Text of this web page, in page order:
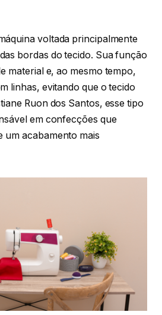
voltada principalmente
bordas do tecido. Sua função
material e, ao mesmo tempo,
linhas, evitando que o tecido
Ruon dos Santos, esse tipo
em confecções que
um acabamento mais